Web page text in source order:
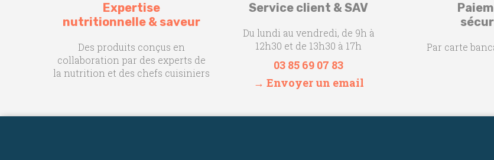
Expertise
nutritionnelle & saveur
Des produits conçus en
collaboration par des experts de
la nutrition et des chefs cuisiniers
Service client & SAV
Du lundi au vendredi, de 9h à
12h30 et de 13h30 à 17h
03 85 69 07 83
→ Envoyer un email
Par carte